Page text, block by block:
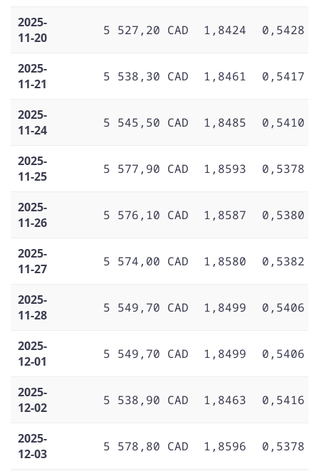
2025-
11-20
5 527,20 CAD 1,8424 0,5428
2025-
11-21
5 538,30 CAD 1,8461 0,5417
2025-
11-24
5 545,50 CAD 1,8485 0,5410
2025-
11-25
5 577,90 CAD 1,8593 0,5378
2025-
11-26
5 576,10 CAD 1,8587 0,5380
2025-
11-27
5 574,00 CAD 1,8580 0,5382
2025-
11-28
5 549,70 CAD 1,8499 0,5406
2025-
12-01
5 549,70 CAD 1,8499 0,5406
2025-
12-02
5 538,90 CAD 1,8463 0,5416
2025-
12-03
5 578,80 CAD 1,8596 0,5378